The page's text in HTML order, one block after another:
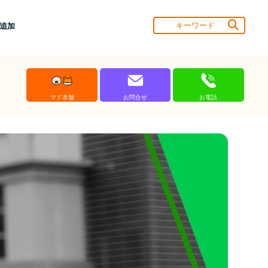
加
マド本舗 お問合せ お電話